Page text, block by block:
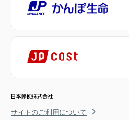
サイトのご利用について